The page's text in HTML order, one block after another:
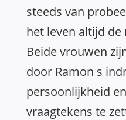
steeds van
het leven altijd
Beide vrouwen
door Ramon s
persoonlijkheid
vraagtekens te